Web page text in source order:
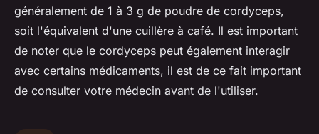
généralement de 1 à 3 g de poudre de cordyceps,
soit l'équivalent d'une cuillère à café. Il est important
de noter que le cordyceps peut également interagir
avec certains médicaments, il est de ce fait important
de consulter votre médecin avant de l'utiliser.